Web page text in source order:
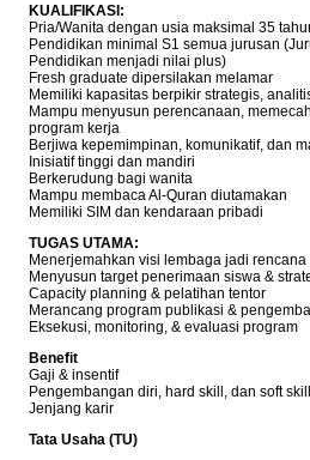
KUALIFIKASI:
Pria/Wanita dengan usia maksimal 35
Pendidikan minimal S1 semua jurusan
Pendidikan menjadi nilai plus)
Fresh graduate dipersilakan melamar
Memiliki kapasitas berpikir strategis,
Mampu menyusun perencanaan,
program kerja
Berjiwa kepemimpinan, komunikatif, dan
Inisiatif tinggi dan mandiri
Berkerudung bagi wanita
Mampu membaca Al-Quran diutamakan
Memiliki SIM dan kendaraan pribadi
TUGAS UTAMA:
Menerjemahkan visi lembaga jadi
Menyusun target penerimaan siswa &
Capacity planning & pelatihan tentor
Merancang program publikasi &
Eksekusi, monitoring, & evaluasi program
Benefit
Gaji & insentif
Pengembangan diri, hard skill, dan soft skill
Jenjang karir
Tata Usaha (TU)